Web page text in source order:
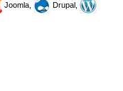
Joomla,
Drupal,